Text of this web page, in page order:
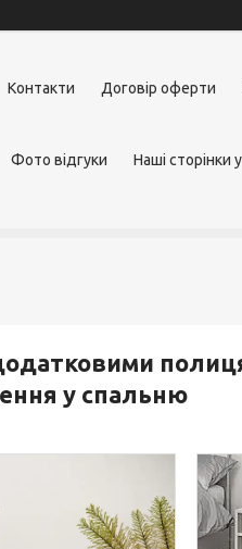
Контакти Договір оферти
Фото відгуки Наші сторінки
у спальню